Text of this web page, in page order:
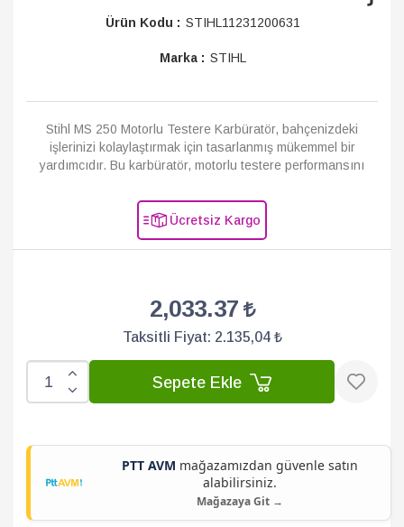
Ürün Kodu : STIHL11231200631
Marka : STIHL
Stihl MS 250 Motorlu Testere Karbüratör, bahçenizdeki
işlerinizi kolaylaştırmak için tasarlanmış mükemmel bir
yardımcıdır. Bu karbüratör, motorlu testere performansını
Ücretsiz Kargo
2,033.37
Taksitli Fiyat: 2.135,04 ₺
Sepete Ekle
PTT AVM mağazamızdan güvenle satın
alabilirsiniz.
Mağazaya Git →